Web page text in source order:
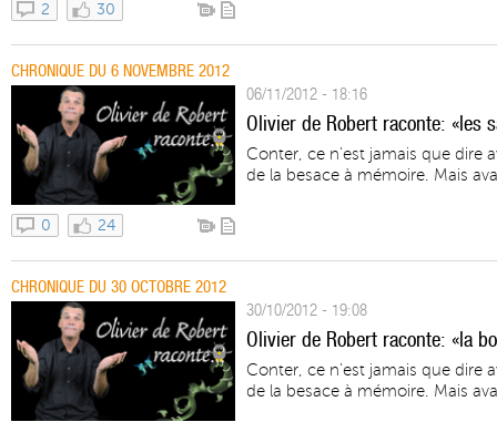
2 30
CHRONIQUE DU 6 NOVEMBRE 2012
0 24
06/11/2012 - 18:16
Olivier de Robert raconte: «les
Conter, ce n'est jamais que dire
de la besace à mémoire. Mais
CHRONIQUE DU 30 OCTOBRE 2012
30/10/2012 - 19:08
Olivier de Robert raconte: «la
Conter, ce n'est jamais que dire
de la besace à mémoire. Mais